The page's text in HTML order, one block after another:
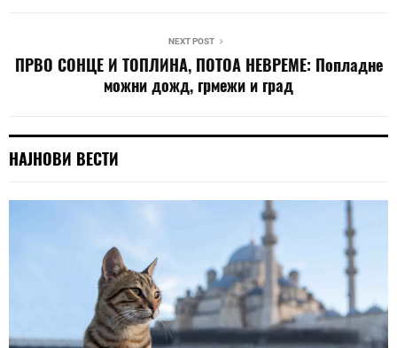
NEXT POST
ПРВО СОНЦЕ И ТОПЛИНА, ПОТОА НЕВРЕМЕ: Попладне
можни дожд, грмежи и град
НАЈНОВИ ВЕСТИ